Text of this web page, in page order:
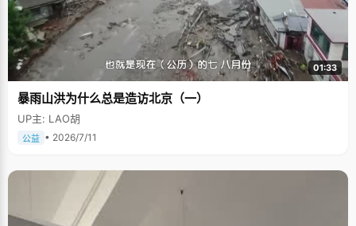
01:33
暴雨山洪为什么总是造访北京（一）
UP主: LAO胡
公益 • 2026/7/11